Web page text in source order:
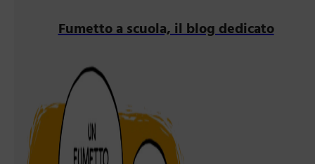
Fumetto a scuola, il blog dedicato